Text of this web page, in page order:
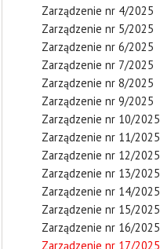
Zarządzenie nr 4/2025
Zarządzenie nr 5/2025
Zarządzenie nr 6/2025
Zarządzenie nr 7/2025
Zarządzenie nr 8/2025
Zarządzenie nr 9/2025
Zarządzenie nr 10/2025
Zarządzenie nr 11/2025
Zarządzenie nr 12/2025
Zarządzenie nr 13/2025
Zarządzenie nr 14/2025
Zarządzenie nr 15/2025
Zarządzenie nr 16/2025
Zarządzenie nr 17/2025